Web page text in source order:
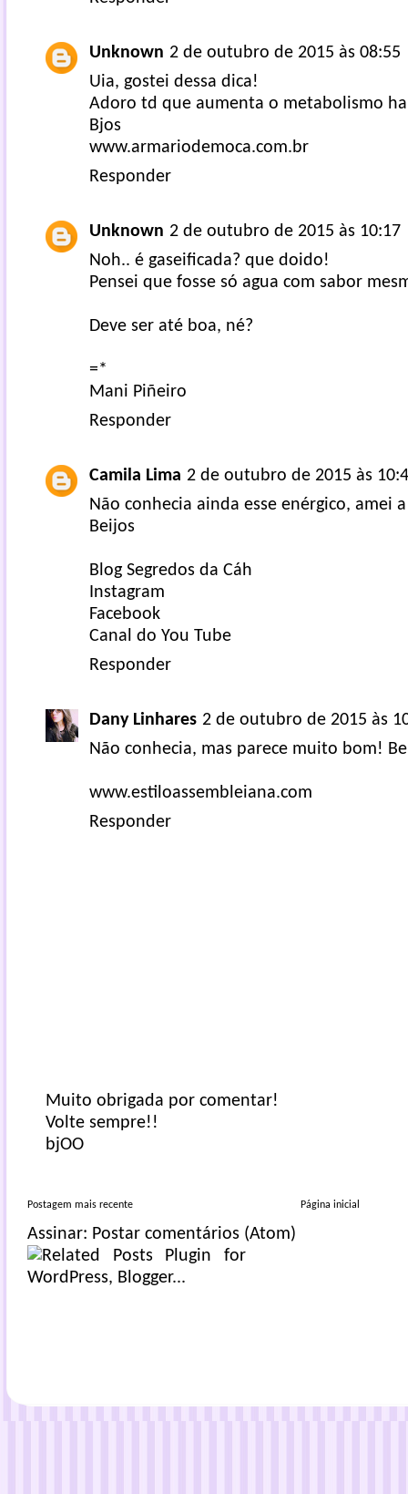
Unknown 2 de outubro de 2015 às 08:55
Uia, gostei dessa dica!
Adoro td que aumenta o metabolismo
Bjos
www.armariodemoca.com.br
Responder
Unknown 2 de outubro de 2015 às 10:17
Noh.. é gaseificada? que doido!
Pensei que fosse só agua com sabor
Deve ser até boa, né?
=*
Mani Piñeiro
Responder
Camila Lima 2 de outubro de 2015 às
Não conhecia ainda esse enérgico, amei
Beijos
Blog Segredos da Cáh
Instagram
Facebook
Canal do You Tube
Responder
Dany Linhares 2 de outubro de 2015 às
Não conhecia, mas parece muito bom!
www.estiloassembleiana.com
Responder
Muito obrigada por comentar!
Volte sempre!!
bjOO
Postagem mais recente Página inicial
Assinar: Postar comentários (Atom)